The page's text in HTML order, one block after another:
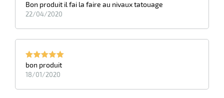
Bon produit il fai la faire au nivaux tatouage
22/04/2020
bon produit
18/01/2020